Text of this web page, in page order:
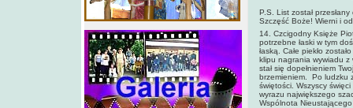
P.S. List został
Szczęść Boże! Wierni i
14. Czcigodny Księże
potrzebne łaski w tym
łaską. Całe piekło
klipu nagrania wywiadu z
stał się dopełnieniem
brzemieniem. Po ludzku
świętości. Wszyscy
wyrazu największego
Wspólnota